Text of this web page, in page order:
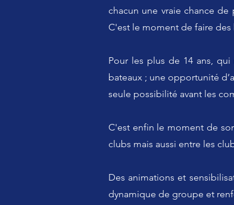
chacun une vraie chance
C'est le moment de faire des
Pour les plus de 14 ans,
bateaux ; une opportunité
seule possibilité avant les
C'est enfin le moment de
clubs mais aussi entre les
Des animations et
dynamique de groupe et